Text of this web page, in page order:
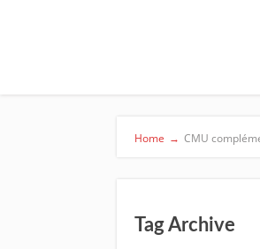
Home → CMU
Tag Archive